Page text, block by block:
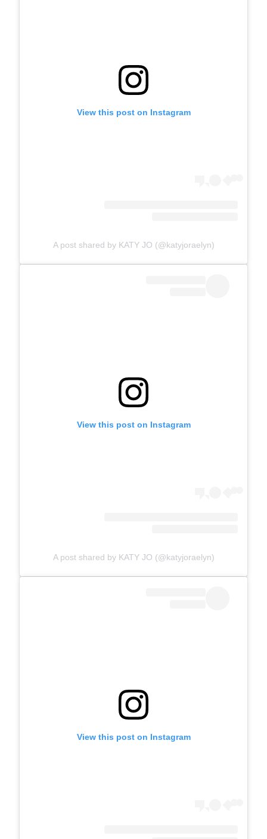
View this post on Instagram
A post shared by KATY JO (@katyjoraelyn)
View this post on Instagram
A post shared by KATY JO (@katyjoraelyn)
View this post on Instagram